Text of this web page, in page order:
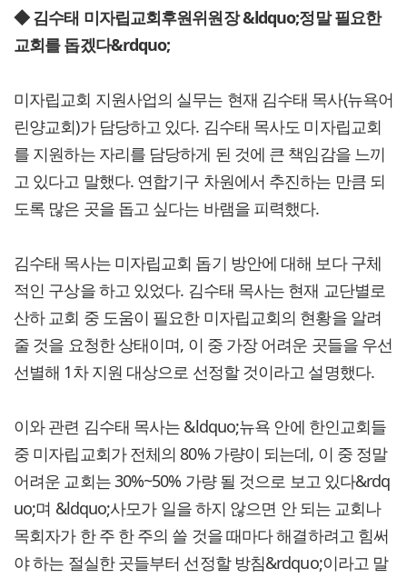
◆ 김수태 미자립교회후원위원장 &ldquo;정말 필요한
교회를 돕겠다&rdquo;
미자립교회 지원사업의 실무는 현재 김수태 목사(뉴욕어
린양교회)가 담당하고 있다. 김수태 목사도 미자립교회
를 지원하는 자리를 담당하게 된 것에 큰 책임감을 느끼
고 있다고 말했다. 연합기구 차원에서 추진하는 만큼 되
도록 많은 곳을 돕고 싶다는 바램을 피력했다.
김수태 목사는 미자립교회 돕기 방안에 대해 보다 구체
적인 구상을 하고 있었다. 김수태 목사는 현재 교단별로
산하 교회 중 도움이 필요한 미자립교회의 현황을 알려
줄 것을 요청한 상태이며, 이 중 가장 어려운 곳들을 우선
선별해 1차 지원 대상으로 선정할 것이라고 설명했다.
이와 관련 김수태 목사는 &ldquo;뉴욕 안에 한인교회들
중 미자립교회가 전체의 80% 가량이 되는데, 이 중 정말
어려운 교회는 30%~50% 가량 될 것으로 보고 있다&rdq
uo;며 &ldquo;사모가 일을 하지 않으면 안 되는 교회나
목회자가 한 주 한 주의 쓸 것을 때마다 해결하려고 힘써
야 하는 절실한 곳들부터 선정할 방침&rdquo;이라고 말